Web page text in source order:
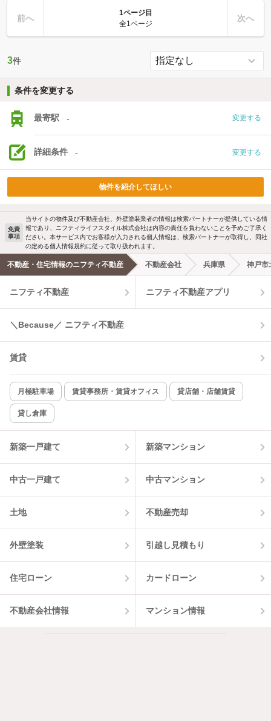
前へ
1ページ目
全1ページ
次へ
3件
条件を変更する
最寄駅 - 変更する
詳細条件 - 変更する
物件を紹介してほしい
免責
事項
当サイトの物件及び不動産会社、外壁塗装業者の情報は検索パートナーが提供している情
報であり、ニフティライフスタイル株式会社は内容の責任を負わないことを予めご了承く
ださい。本サービス内でお客様が入力される個人情報は、検索パートナーが取得し、同社
の定める個人情報規約に従って取り扱われます。
不動産・住宅情報のニフティ不動産 不動産会社 兵庫県 神戸市
ニフティ不動産 ニフティ不動産アプリ
＼Because／ ニフティ不動産
賃貸
月極駐車場 賃貸事務所・賃貸オフィス 貸店舗・店舗賃貸
貸し倉庫
新築一戸建て 新築マンション
中古一戸建て 中古マンション
土地 不動産売却
外壁塗装 引越し見積もり
住宅ローン カードローン
不動産会社情報 マンション情報